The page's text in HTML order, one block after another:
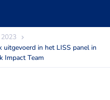
2023
uitgevoerd in het LISS panel in
Impact Team